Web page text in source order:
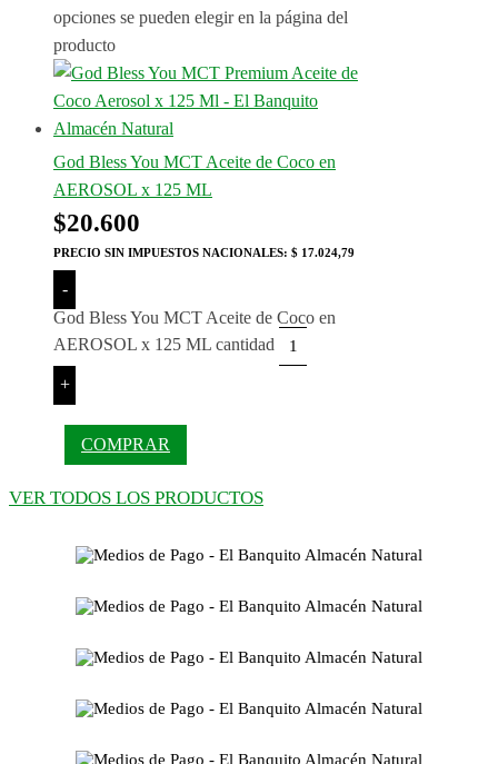
opciones se pueden elegir en la página del
producto
God Bless You MCT Aceite de Coco en
AEROSOL x 125 ML
$20.600
PRECIO SIN IMPUESTOS NACIONALES: $ 17.024,79
-
God Bless You MCT Aceite de Coco en
AEROSOL x 125 ML cantidad
+
COMPRAR
VER TODOS LOS PRODUCTOS